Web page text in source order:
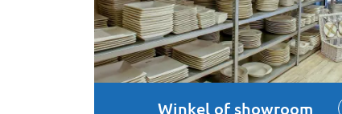
Winkel of showroom